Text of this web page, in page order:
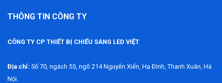
THÔNG TIN CÔNG TY
CÔNG TY CP THIẾT BỊ CHIẾU SÁNG LED VIỆT
Địa chỉ: Số 70, ngách 55, ngõ 214 Nguyễn Xiển, Hạ Đình, Thanh Xuân, Hà
Nội.